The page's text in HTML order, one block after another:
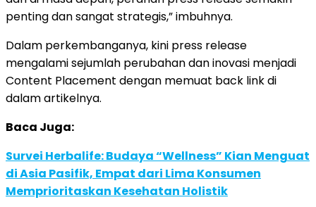
penting dan sangat strategis,” imbuhnya.
Dalam perkembanganya, kini press release
mengalami sejumlah perubahan dan inovasi menjadi
Content Placement dengan memuat back link di
dalam artikelnya.
Baca Juga:
Survei Herbalife: Budaya “Wellness” Kian Menguat
di Asia Pasifik, Empat dari Lima Konsumen
Memprioritaskan Kesehatan Holistik